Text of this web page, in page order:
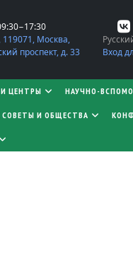
119071, Москва,
проспект, д. 33
Вход
ЦЕНТРЫ НАУЧНО-
СОВЕТЫ И ОБЩЕСТВА